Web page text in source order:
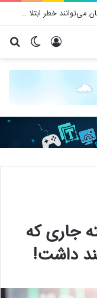
کشف جدید دانشمندان: برخی باکتری‌های دهان می‌توانند خطر ابتلا به آلزایمر را افزایش دهند
تغییر ورود
جاری که
داشت!